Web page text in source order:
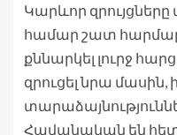
Կարևոր
համար շատ հարմար
քննարկել լուրջ
զրուցել նրա
Հավանական են